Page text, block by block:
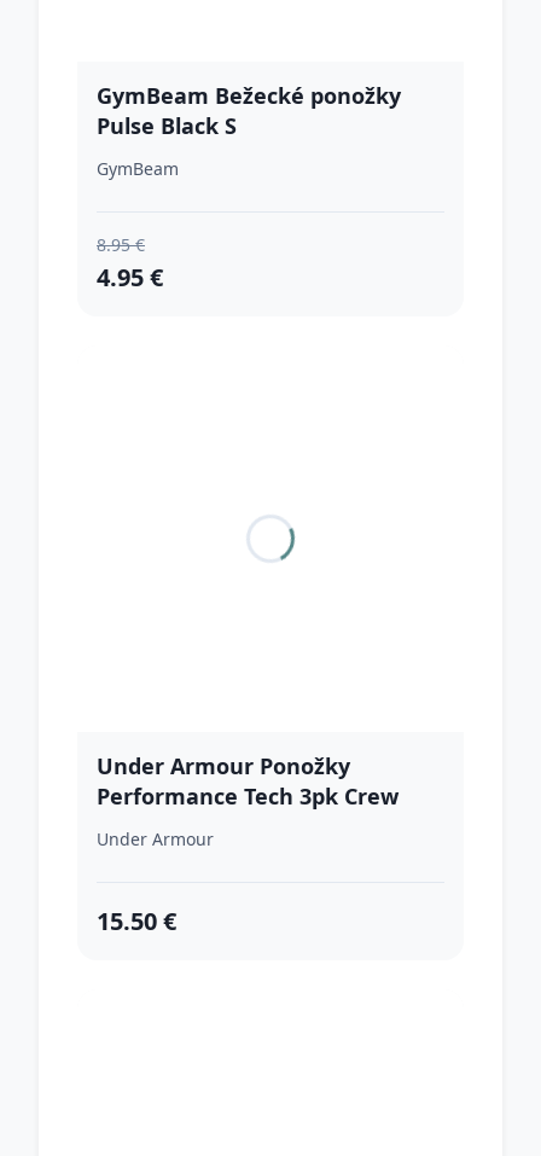
GymBeam Bežecké ponožky
Pulse Black S
GymBeam
8.95 €
4.95 €
Under Armour Ponožky
Performance Tech 3pk Crew
White L
Under Armour
15.50 €